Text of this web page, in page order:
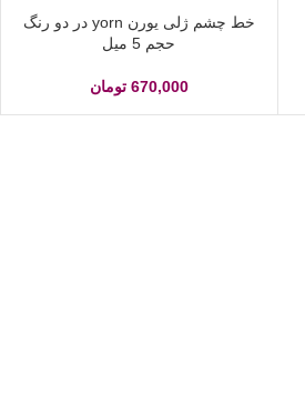
خط چشم ژلی یورن yorn در دو رنگ
حجم 5 میل
670,000 تومان